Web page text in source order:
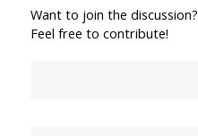
Want to join the discussion?
Feel free to contribute!